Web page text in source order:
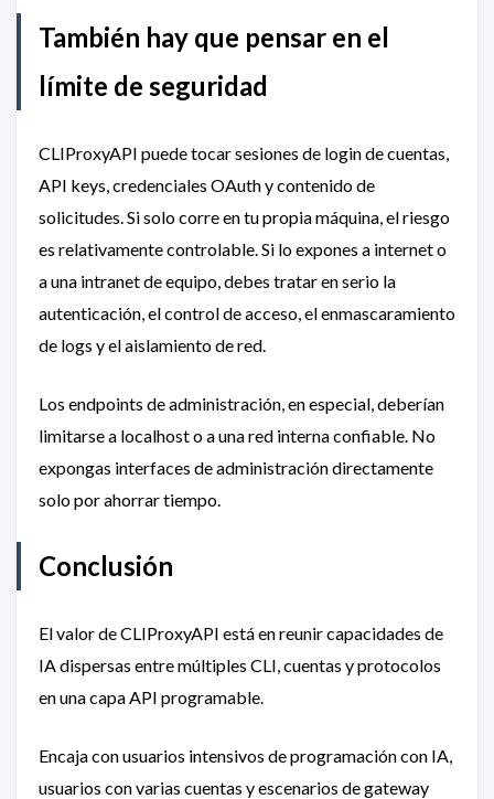
También hay que pensar en el
límite de seguridad
CLIProxyAPI puede tocar sesiones de login de cuentas,
API keys, credenciales OAuth y contenido de
solicitudes. Si solo corre en tu propia máquina, el riesgo
es relativamente controlable. Si lo expones a internet o
a una intranet de equipo, debes tratar en serio la
autenticación, el control de acceso, el enmascaramiento
de logs y el aislamiento de red.
Los endpoints de administración, en especial, deberían
limitarse a localhost o a una red interna confiable. No
expongas interfaces de administración directamente
solo por ahorrar tiempo.
Conclusión
El valor de CLIProxyAPI está en reunir capacidades de
IA dispersas entre múltiples CLI, cuentas y protocolos
en una capa API programable.
Encaja con usuarios intensivos de programación con IA,
usuarios con varias cuentas y escenarios de gateway